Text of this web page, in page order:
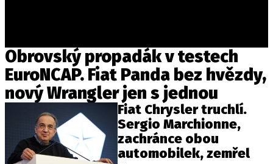
Provozovatelem serveru autoroad.cz je
INCORP MEDIA GROUP s.r.o., IČ: 118 23 054
Obrovský propadák v testech
EuroNCAP. Fiat Panda bez hvězdy,
nový Wrangler jen s jednou
Fiat Chrysler truchlí.
Sergio Marchionne,
zachránce obou
automobilek, zemřel